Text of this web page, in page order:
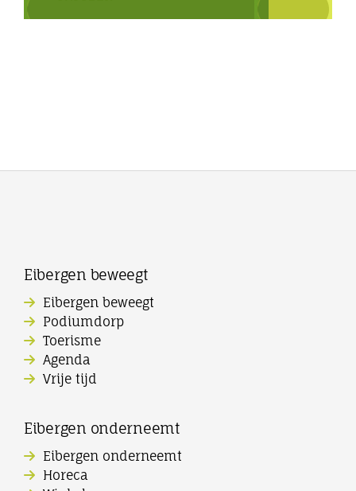
Eibergen beweegt
Eibergen beweegt
Podiumdorp
Toerisme
Agenda
Vrije tijd
Eibergen onderneemt
Eibergen onderneemt
Horeca